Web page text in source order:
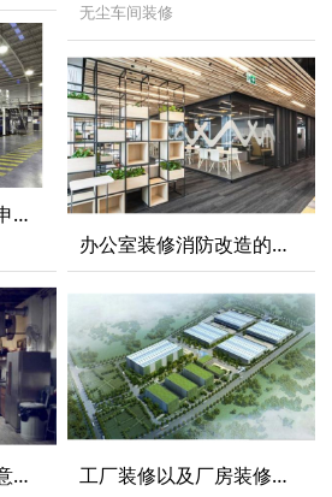
无尘车间装修
无锡市江阴该怎么样申请江阴厂房装修消防验收？
办公室装修消防改造的注意事项
厂房改造流程以及注意事项 工厂装修以及厂房装修的区别